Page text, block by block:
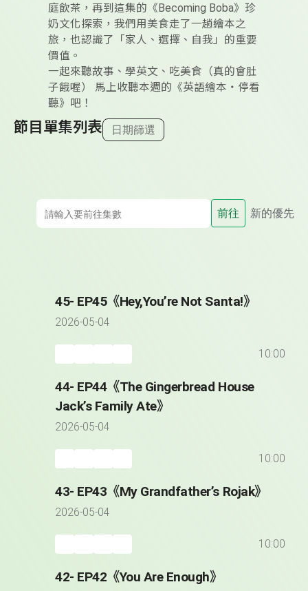
庭飲茶，再到這集的《Becoming Boba》珍
奶文化探索，我們用美食走了一趟繪本之
旅，也認識了「家人、選擇、自我」的重要
價值。
一起來聽故事、學英文、吃美食（真的會肚
子餓喔） 馬上收聽本週的《英語繪本・停看
聽》吧！
節目單集列表 日期篩選
前往 新的優先
45- EP45《Hey,You’re Not Santa!》
2026-05-04
10:00
44- EP44《The Gingerbread House
Jack’s Family Ate》
2026-05-04
10:00
43- EP43《My Grandfather’s Rojak》
2026-05-04
10:00
42- EP42《You Are Enough》